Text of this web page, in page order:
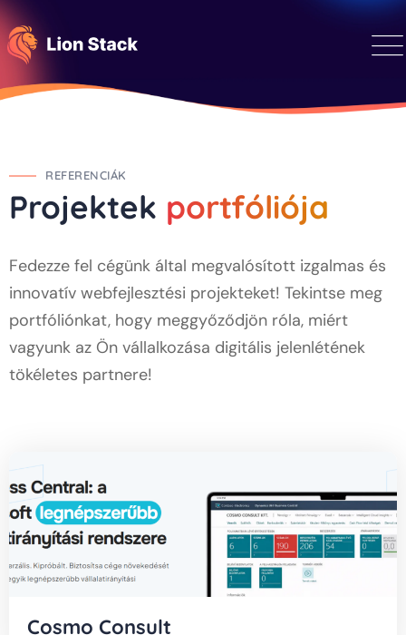
REFERENCIÁK
Projektek portfóliója
Fedezze fel cégünk által megvalósított izgalmas és
innovatív webfejlesztési projekteket! Tekintse meg
portfóliónkat, hogy meggyőződjön róla, miért
vagyunk az Ön vállalkozása digitális jelenlétének
tökéletes partnere!
Cosmo Consult